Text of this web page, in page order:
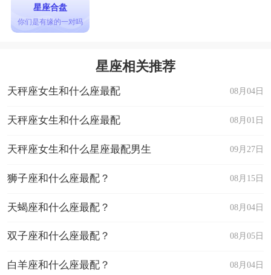
星座合盘
你们是有缘的一对吗
星座相关推荐
08月04日
天秤座女生和什么座最配
08月01日
天秤座女生和什么座最配
09月27日
天秤座女生和什么星座最配男生
08月15日
狮子座和什么座最配？
08月04日
天蝎座和什么座最配？
08月05日
双子座和什么座最配？
08月04日
白羊座和什么座最配？